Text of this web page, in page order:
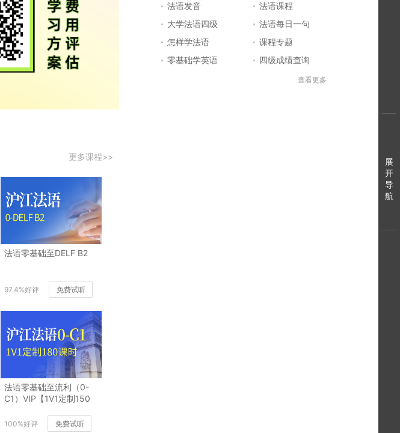
更多课程>>
法语零基础至DELF B2
97.4%好评 免费试听
法语零基础至流利（0-
C1）VIP【1V1定制150
100%好评 免费试听
法语发音
法语课程
大学法语四级
法语每日一句
怎样学法语
课程专题
零基础学英语
四级成绩查询
四六级成绩查询
查看更多
展
开
导
航